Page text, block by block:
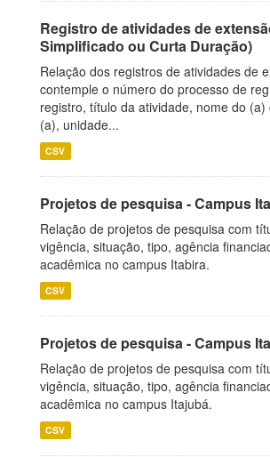
Registro de atividades de
Simplificado ou Curta Duração)
Relação dos registros de atividades de
contemple o número do processo de
registro, título da atividade, nome do
(a), unidade...
CSV
Projetos de pesquisa - Campus
Relação de projetos de pesquisa com
vigência, situação, tipo, agência
acadêmica no campus Itabira.
CSV
Projetos de pesquisa - Campus
Relação de projetos de pesquisa com
vigência, situação, tipo, agência
acadêmica no campus Itajubá.
CSV